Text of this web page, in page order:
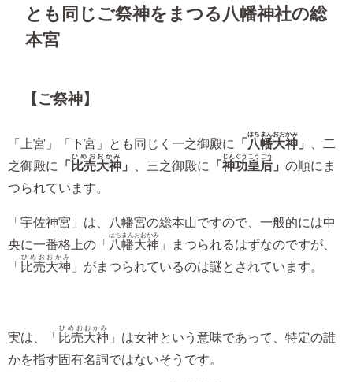
とも同じご祭神をまつる八幡神社の総
本宮
【ご祭神】
「上宮」「下宮」とも同じく一之御殿に 「 八幡大神
はちまんおおかみ
」
、二
之御殿に
「 比売大神
ひめおおかみ
」 、三之御殿に 「 神功皇后
じんぐうこうごう
」 の順にま
つられています。
「宇佐神宮」は、八幡宮の総本山ですので、一般的には中
央に一番格上の「 八幡大神
はちまんおおかみ
」まつられるはずなのですが、
「 比売大神
ひめおおかみ
」がまつられているのは謎とされています。
実は、「 比売大神
ひめおおかみ
」は女神という意味であって、特定の誰
かを指す固有名詞ではないそうです。